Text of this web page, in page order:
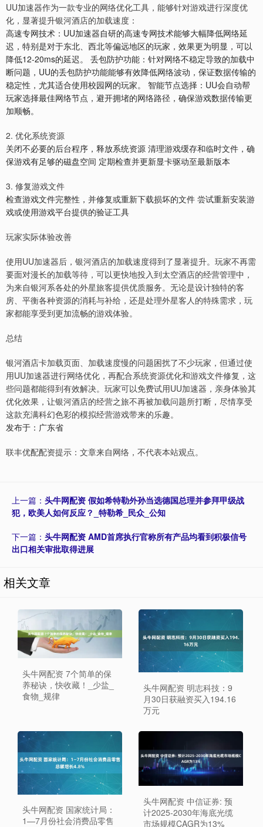
UU加速器作为一款专业的网络优化工具，能够针对游戏进行深度优
化，显著提升银河酒店的加载速度：
高速专网技术：UU加速器自研的高速专网技术能够大幅降低网络延
迟，特别是对于东北、西北等偏远地区的玩家，效果更为明显，可以
降低12-20ms的延迟。 丢包防护功能：针对网络不稳定导致的加载中
断问题，UU的丢包防护功能能够有效降低网络波动，保证数据传输的
稳定性，尤其适合使用校园网的玩家。 智能节点选择：UU会自动帮
玩家选择最佳网络节点，避开拥堵的网络路径，确保游戏数据传输更
加顺畅。
2. 优化系统资源
关闭不必要的后台程序，释放系统资源 清理游戏缓存和临时文件，确
保游戏有足够的磁盘空间 定期检查并更新显卡驱动至最新版本
3. 修复游戏文件
检查游戏文件完整性，并修复或重新下载损坏的文件 尝试重新安装游
戏或使用游戏平台提供的验证工具
玩家实际体验改善
使用UU加速器后，银河酒店的加载速度得到了显著提升。玩家不再需
要面对漫长的加载等待，可以更快地投入到太空酒店的经营管理中，
为来自银河系各处的外星旅客提供优质服务。无论是设计独特的客
房、平衡各种资源的消耗与补给，还是处理外星客人的特殊需求，玩
家都能享受到更加流畅的游戏体验。
总结
银河酒店卡加载页面、加载速度慢的问题困扰了不少玩家，但通过使
用UU加速器进行网络优化，再配合系统资源优化和游戏文件修复，这
些问题都能得到有效解决。玩家可以免费试用UU加速器，亲身体验其
优化效果，让银河酒店的经营之旅不再被加载问题所打断，尽情享受
这款充满科幻色彩的模拟经营游戏带来的乐趣。
发布于：广东省
联丰优配配资提示：文章来自网络，不代表本站观点。
上一篇： 头牛网配资 假如希特勒外孙当选德国总理并参拜甲级战
犯，欧美人如何反应？_特勒希_民众_公知
下一篇： 头牛网配资 AMD首席执行官称所有产品均看到积极信号
出口相关审批取得进展
相关文章
头牛网配资 7个简单的保
养秘诀，快收藏！_少盐_
食物_规律
头牛网配资 明志科技：9
月30日获融资买入194.16
万元
头牛网配资 国家统计局：
1—7月份社会消费品零售
头牛网配资 中信证券: 预
计2025-2030年海底光缆
市场规模CAGR为13%